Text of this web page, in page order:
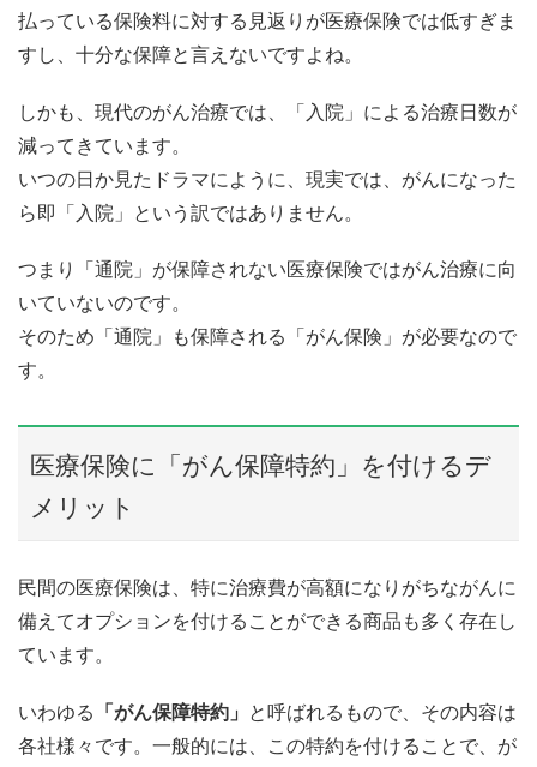
払っている保険料に対する見返りが医療保険では低すぎま
すし、十分な保障と言えないですよね。
しかも、現代のがん治療では、「入院」による治療日数が
減ってきています。
いつの日か見たドラマにように、現実では、がんになった
ら即「入院」という訳ではありません。
つまり「通院」が保障されない医療保険ではがん治療に向
いていないのです。
そのため「通院」も保障される「がん保険」が必要なので
す。
医療保険に「がん保障特約」を付けるデ
メリット
民間の医療保険は、特に治療費が高額になりがちながんに
備えてオプションを付けることができる商品も多く存在し
ています。
いわゆる 「がん保障特約」
と呼ばれるもので、その内容は
各社様々です。一般的には、この特約を付けることで、が